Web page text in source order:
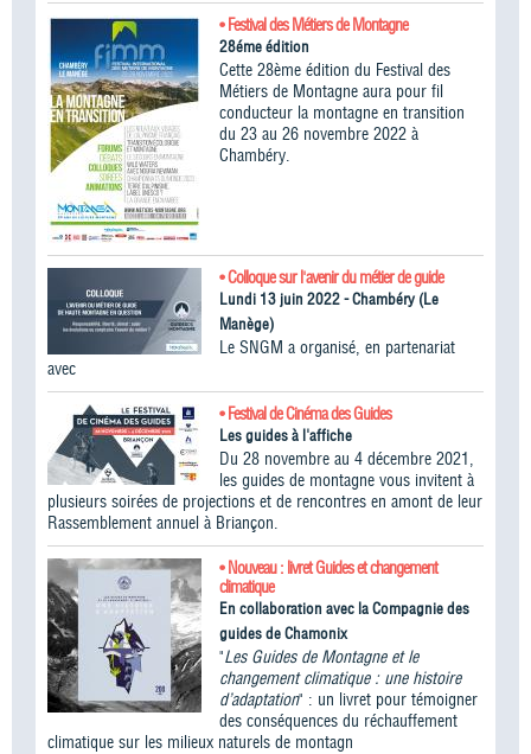
• Festival des Métiers de Montagne
28éme édition
Cette 28ème édition du Festival des
Métiers de Montagne aura pour fil
conducteur la montagne en transition
du 23 au 26 novembre 2022 à
Chambéry.
• Colloque sur l'avenir du métier de guide
Lundi 13 juin 2022 - Chambéry (Le
Manège)
Le SNGM a organisé, en partenariat
avec
• Festival de Cinéma des Guides
Les guides à l'affiche
Du 28 novembre au 4 décembre 2021,
les guides de montagne vous invitent à
plusieurs soirées de projections et de rencontres en amont de leur
Rassemblement annuel à Briançon.
• Nouveau : livret Guides et changement
climatique
En collaboration avec la Compagnie des
guides de Chamonix
"Les Guides de Montagne et le
changement climatique : une histoire
d’adaptation" : un livret pour témoigner
des conséquences du réchauffement
climatique sur les milieux naturels de montagn